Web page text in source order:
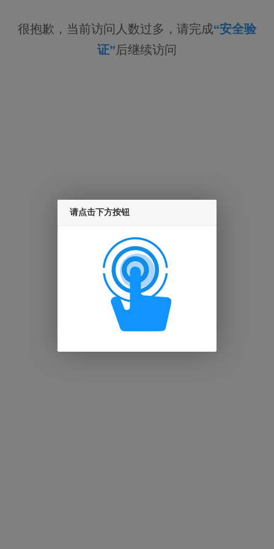
很抱歉，当前访问人数过多，请完成“安全验
证”后继续访问
请点击下方按钮